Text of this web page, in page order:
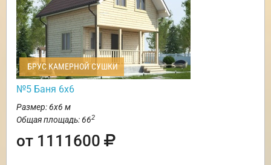
БРУС КАМЕРНОЙ СУШКИ
№5 Баня 6х6
Размер: 6х6 м
Общая площадь: 662
от 1111600